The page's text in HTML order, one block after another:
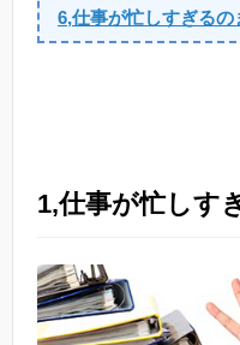
6,仕事が忙しすぎるの
1,仕事が忙しす